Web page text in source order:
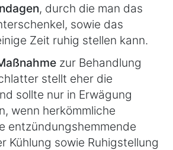
, durch die man das
sowie das
Zeit ruhig stellen kann.
zur Behandlung
stellt eher die
sollte nur in Erwägung
wenn herkömmliche
entzündungshemmende
Kühlung sowie Ruhigstellung